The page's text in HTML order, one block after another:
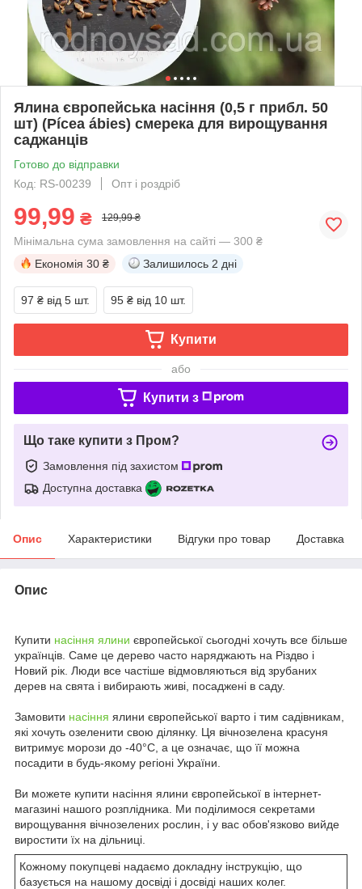
Ялина європейська насіння (0,5 г прибл. 50
шт) (Pícea ábies) смерека для вирощування
саджанців
Готово до відправки
Код: RS-00239
Опт і роздріб
99,99 ₴ 129,99 ₴
Мінімальна сума замовлення на сайті — 300 ₴
Економія 30 ₴ Залишилось 2 дні
97 ₴ від 5 шт. 95 ₴ від 10 шт.
Купити
або
Купити з
Що таке купити з Пром?
Замовлення під захистом
Доступна доставка
Опис Характеристики Відгуки про товар Доставка
Опис
Купити насіння ялини європейської сьогодні хочуть все більше
українців. Саме це дерево часто наряджають на Різдво і
Новий рік. Люди все частіше відмовляються від зрубаних
дерев на свята і вибирають живі, посаджені в саду.
Замовити насіння ялини європейської варто і тим садівникам,
які хочуть озеленити свою ділянку. Ця вічнозелена красуня
витримує морози до -40°С, а це означає, що її можна
посадити в будь-якому регіоні України.
Ви можете купити насіння ялини європейської в інтернет-
магазині нашого розплідника. Ми поділимося секретами
вирощування вічнозелених рослин, і у вас обов'язково вийде
виростити їх на дільниці.
Кожному покупцеві надаємо докладну інструкцію, що
базується на нашому досвіді і досвіді наших колег.